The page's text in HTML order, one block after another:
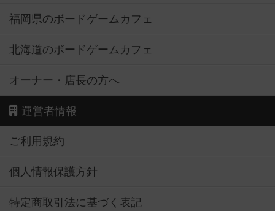
福岡県のボードゲームカフェ
北海道のボードゲームカフェ
オーナー・店長の方へ
運営者情報
ご利用規約
個人情報保護方針
特定商取引法に基づく表記